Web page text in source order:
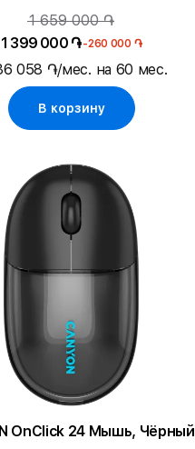
1 659 000 ֏
1 399 000 ֏ -260 000 ֏
058 ֏/мес. на 60 мес.
В корзину
OnClick 24 Мышь, Чёрный